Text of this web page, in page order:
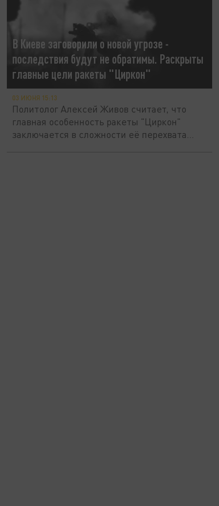
В Киеве заговорили о новой угрозе -
последствия будут не обратимы. Раскрыты
главные цели ракеты "Циркон"
03 ИЮНЯ 15:13
Политолог Алексей Живов считает, что
главная особенность ракеты "Циркон"
заключается в сложности её перехвата...